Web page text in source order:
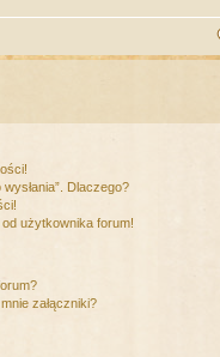
Dlaczego?
użytkownika forum!
załączniki?